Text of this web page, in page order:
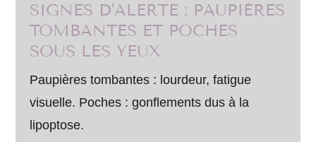
SIGNES D’ALERTE : PAUPIÈRES
TOMBANTES ET POCHES
SOUS LES YEUX
Paupières tombantes : lourdeur, fatigue
visuelle. Poches : gonflements dus à la
lipoptose.